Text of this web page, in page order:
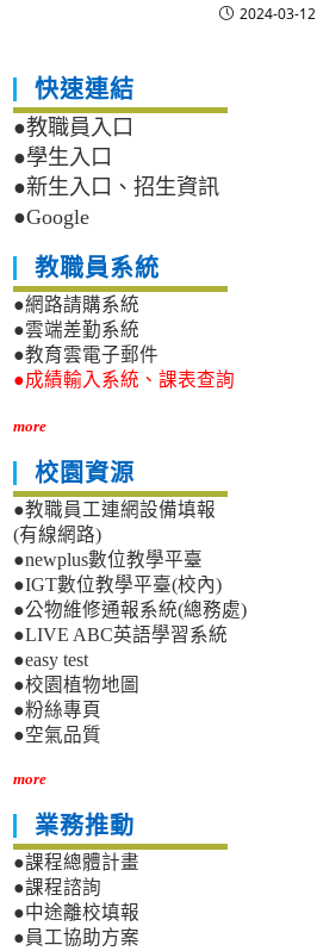
2024-03-12
快速連結
●教職員入口
●學生入口
●新生入口、招生資訊
●Google
教職員系統
●網路請購系統
●雲端差勤系統
●教育雲電子郵件
●成績輸入系統、課表查詢
more
校園資源
●教職員工連網設備填報
(有線網路)
●newplus數位教學平臺
●IGT數位教學平臺(校內)
●公物維修通報系統(總務處)
●LIVE ABC英語學習系統
●easy test
●校園植物地圖
●粉絲專頁
●空氣品質
more
業務推動
●課程總體計畫
●課程諮詢
●中途離校填報
●員工協助方案